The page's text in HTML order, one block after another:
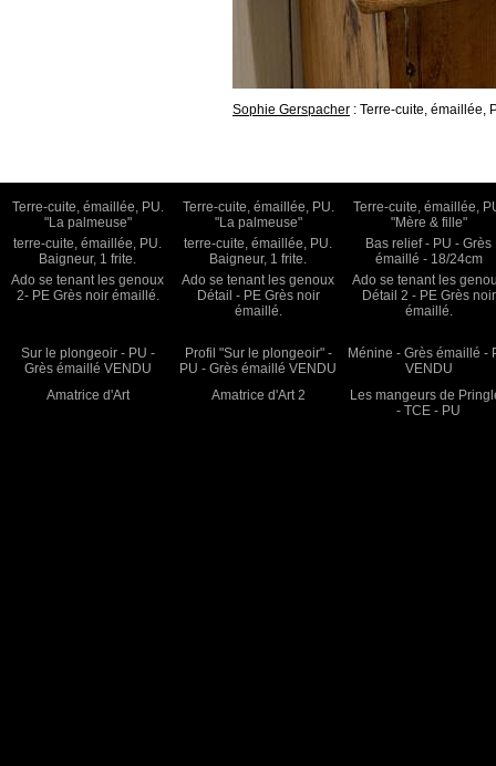
Sophie Gerspacher : Terre-cuite, émaillée,
Terre-cuite, émaillée, PU.
"La palmeuse"
Terre-cuite, émaillée, PU.
"La palmeuse"
Terre-cuite, émaillée,
"Mère & fille"
terre-cuite, émaillée, PU.
Baigneur, 1 frite.
terre-cuite, émaillée, PU.
Baigneur, 1 frite.
Bas relief - PU - Grès
émaillé - 18/24cm
Ado se tenant les genoux
2- PE Grès noir émaillé.
Ado se tenant les genoux
Détail - PE Grès noir
émaillé.
Ado se tenant les
Détail 2 - PE Grès noir
émaillé.
Sur le plongeoir - PU -
Grès émaillé VENDU
Profil "Sur le plongeoir" -
PU - Grès émaillé VENDU
Ménine - Grès émaillé -
VENDU
Amatrice d'Art
Amatrice d'Art 2
Les mangeurs de
- TCE - PU